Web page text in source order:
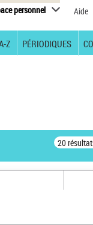
personnel Aide
Z PÉRIODIQUES
20